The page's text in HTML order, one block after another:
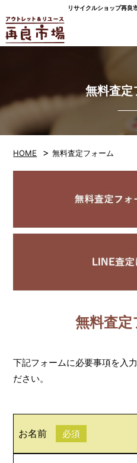
リサイクルショップ再良
無料査定
HOME >無料査定フォーム
無料査定
下記フォームに必要事項を入
ださい。
お名前 必須